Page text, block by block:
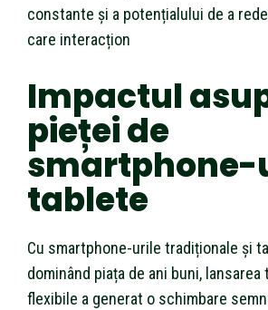
constante și a potențialului de a
care interacțion
Impactul
pieței de
smartphone-
tablete
Cu smartphone-urile tradiționale și
dominând piața de ani buni,
flexibile a generat o schimbare